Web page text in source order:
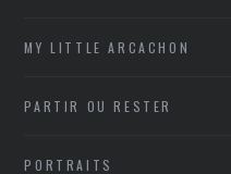
MY LITTLE ARCACHON
PARTIR OU RESTER
PORTRAITS